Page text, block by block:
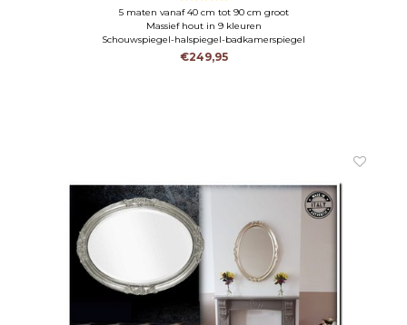
5 maten vanaf 40 cm tot 90 cm groot
Massief hout in 9 kleuren
Schouwspiegel-halspiegel-badkamerspiegel
€249,95